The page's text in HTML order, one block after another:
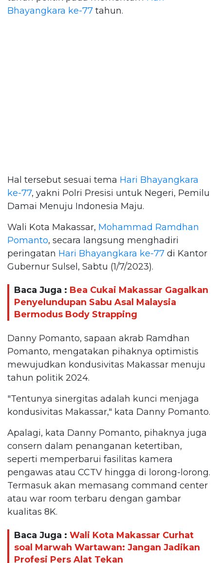
Bhayangkara ke-77 tahun.
Hal tersebut sesuai tema Hari Bhayangkara
ke-77, yakni Polri Presisi untuk Negeri, Pemilu
Damai Menuju Indonesia Maju.
Wali Kota Makassar, Mohammad Ramdhan
Pomanto, secara langsung menghadiri
peringatan Hari Bhayangkara ke-77 di Kantor
Gubernur Sulsel, Sabtu (1/7/2023).
Baca Juga : Bea Cukai Makassar Gagalkan
Penyelundupan Sabu Asal Malaysia
Bermodus Body Strapping
Danny Pomanto, sapaan akrab Ramdhan
Pomanto, mengatakan pihaknya optimistis
mewujudkan kondusivitas Makassar menuju
tahun politik 2024.
"Tentunya sinergitas adalah kunci menjaga
kondusivitas Makassar," kata Danny Pomanto.
Apalagi, kata Danny Pomanto, pihaknya juga
consern dalam penanganan ketertiban,
seperti memperbarui fasilitas kamera
pengawas atau CCTV hingga di lorong-lorong.
Termasuk akan memasang command center
atau war room terbaru dengan gambar
kualitas 8K.
Baca Juga : Wali Kota Makassar Curhat
soal Marwah Wartawan: Jangan Jadikan
Profesi Pers Alat Tekan